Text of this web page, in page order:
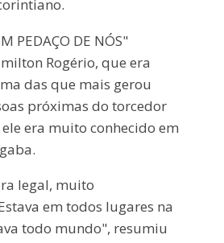
PEDAÇO DE NÓS"
Rogério, que era
das que mais gerou
próximas do torcedor
era muito conhecido em
legal, muito
em todos lugares na
todo mundo", resumiu